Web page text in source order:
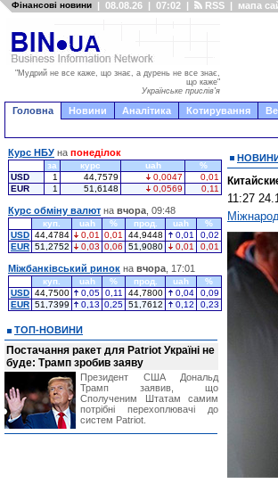
Фінансові новини | 08.08.26 | 07:02 | RSS | мапа
"Мудрий не все каже, що знає, а дурень не все знає,
що каже"
Українське прислів'я
Головна Новини Аналітика Котирування
11:27
Курс НБУ на понеділок
за курс uah
%
USD
1 44,7579 0,0047
0,01
EUR
1 51,6148 0,0569 0,11
Курс обміну валют на вчора , 09:48
куп. uah % прод. uah
%
USD 44,4784 0,01 0,01 44,9448 0,01
0,02
EUR 51,2752 0,03 0,06 51,9080 0,01 0,01
Міжбанківський ринок на вчора , 17:01
куп. uah % прод. uah
%
USD 44,7500 0,05 0,11 44,7800 0,04
0,09
EUR 51,7399 0,13 0,25 51,7612 0,12 0,23
ТОП-НОВИНИ
Постачання ракет для Patriot Україні не
буде: Трамп зробив заяву
Президент США Дональд
Трамп заявив, що
Сполученим Штатам самим
потрібні перехоплювачі до
систем Patriot.